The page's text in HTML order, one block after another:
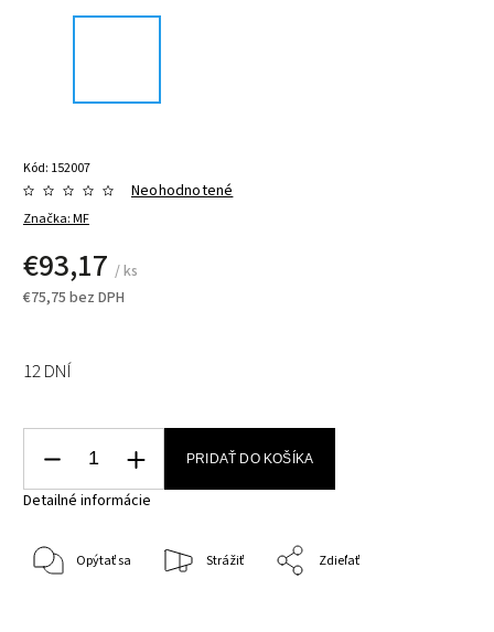
Kód: 152007
Značka:MF
Neohodnotené
€93,17 / ks
€75,75 bez DPH
12 DNÍ
PRIDAŤ DO KOŠÍKA
Detailné informácie
Opýtať sa Strážiť Zdieľať